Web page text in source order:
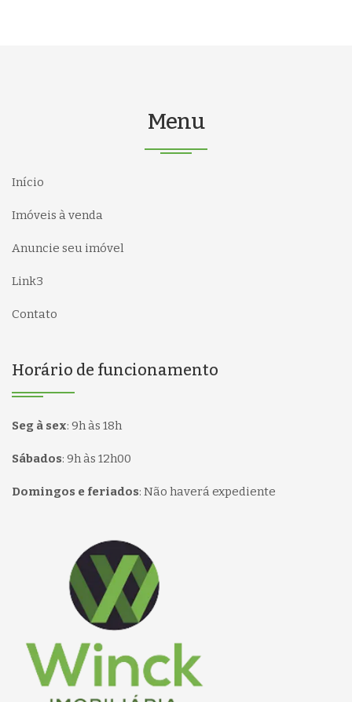
Menu
Início
Imóveis à venda
Anuncie seu imóvel
Link3
Contato
Horário de funcionamento
Seg à sex: 9h às 18h
Sábados: 9h às 12h00
Domingos e feriados: Não haverá expediente
Página inicial